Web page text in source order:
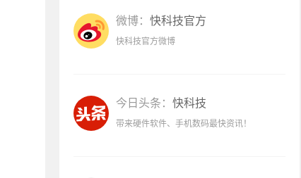
微博： 快科技官方
快科技官方微博
今日头条： 快科技
带来硬件软件、手机数码最快资讯！